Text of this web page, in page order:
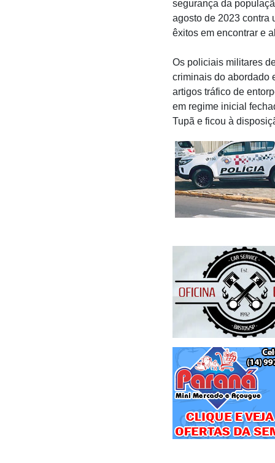
segurança da
agosto de 2023 contra
êxitos em encontrar e
Os policiais militares
criminais do abordado
artigos tráfico de
em regime inicial
Tupã e ficou à